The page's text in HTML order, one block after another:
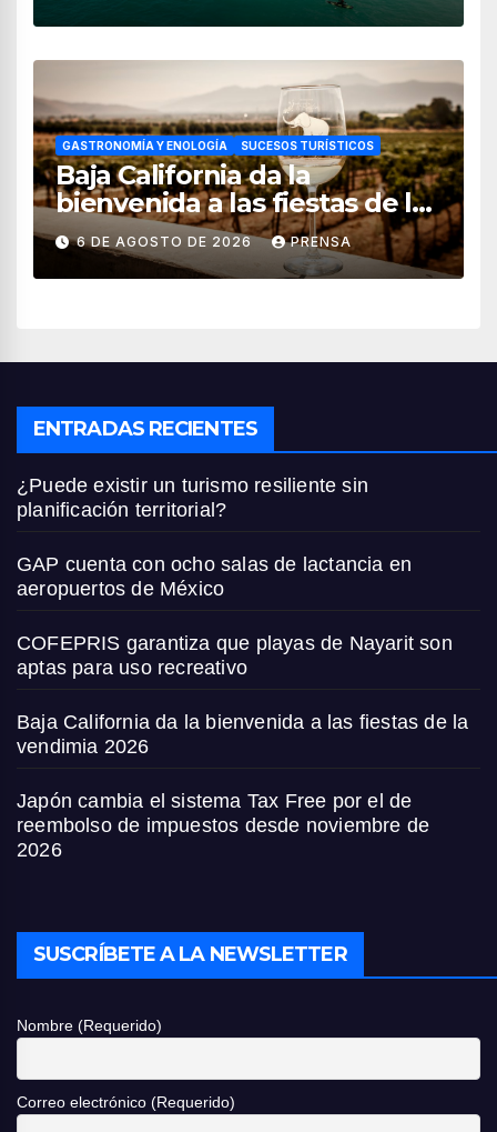
GASTRONOMÍA Y ENOLOGÍA SUCESOS TURÍSTICOS
Baja California da la
bienvenida a las fiestas de la
vendimia 2026
6 DE AGOSTO DE 2026 PRENSA
ENTRADAS RECIENTES
¿Puede existir un turismo resiliente sin
planificación territorial?
GAP cuenta con ocho salas de lactancia en
aeropuertos de México
COFEPRIS garantiza que playas de Nayarit son
aptas para uso recreativo
Baja California da la bienvenida a las fiestas de la
vendimia 2026
Japón cambia el sistema Tax Free por el de
reembolso de impuestos desde noviembre de
2026
SUSCRÍBETE A LA NEWSLETTER
Nombre (Requerido)
Correo electrónico (Requerido)